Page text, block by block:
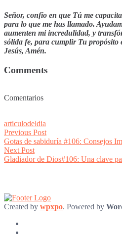
Señor, confío en que Tú me
para lo que me has llamado.
aumenten mi incredulidad, y
sólida fe, para cumplir Tu
Jesús, Amén.
Comments
Comentarios
articulodeldia
Post
navigation
Previous PostPrevious
post:
Gotas de sabiduría #106: Consejos
Next PostNext
post:
Gladiador de Dios#106: Una clave
Created by wpxpo. Powered by